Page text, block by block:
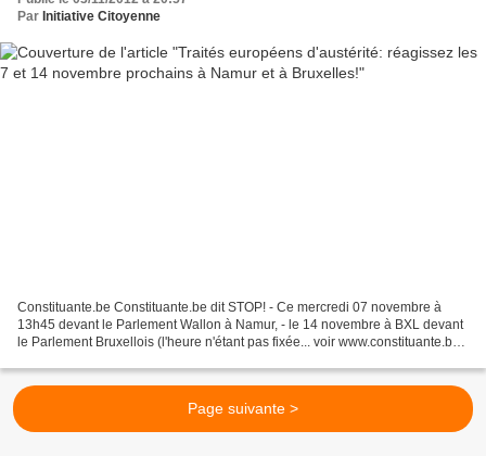
Par Initiative Citoyenne
Constituante.be Constituante.be dit STOP! - Ce mercredi 07 novembre à
13h45 devant le Parlement Wallon à Namur, - le 14 novembre à BXL devant
le Parlement Bruxellois (l'heure n'étant pas fixée... voir www.constituante.be).
Page suivante >